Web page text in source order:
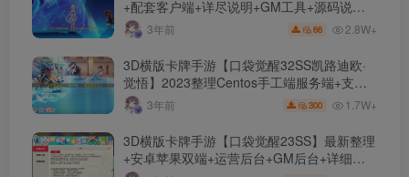
+配套客户端+详尽说明+GM工具+源码说明
文件3年前 66 2.8W+
3D横版卡牌手游【口袋觉醒32SS凯路迪欧·
觉悟】2023整理Centos手工端服务端+支付
对接+安卓苹果双端+运营后台+GM授权后台
+代理后台
3年前 300 1.7W+
3D横版卡牌手游【口袋觉醒23SS】最新整理
+安卓苹果双端+运营后台+GM后台+详细搭